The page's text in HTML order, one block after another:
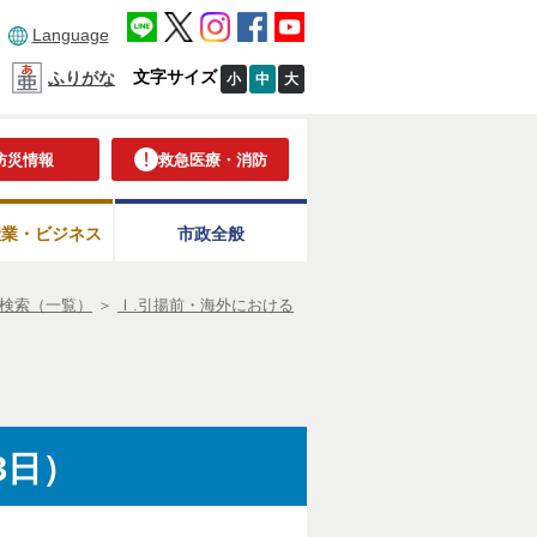
Language
ふりがな 文字サイズ 小 中 大
災情報 救急医療・消防
・ビジネス 市政全般
索（一覧） ＞
Ⅰ.引揚前・海外における
）